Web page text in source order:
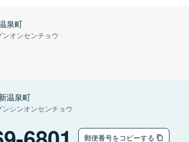
泉町
ンオンセンチョウ
温泉町
ンシンオンセンチョウ
郵便番号をコピーする